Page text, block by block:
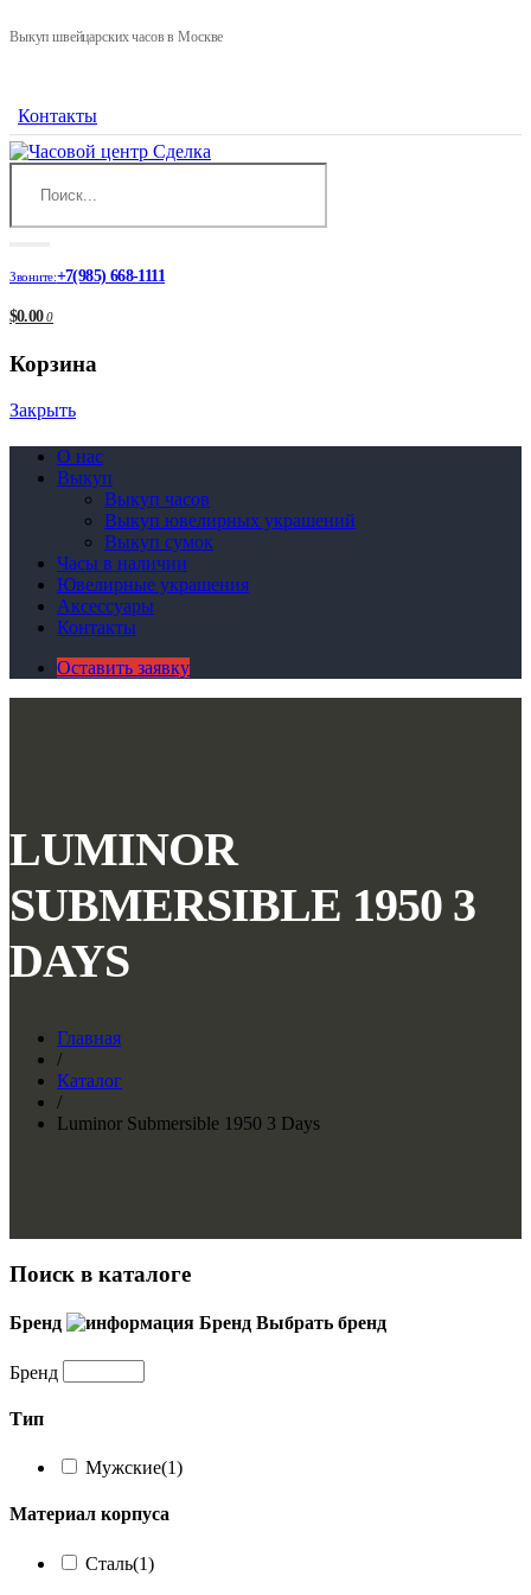
Выкуп швейцарских часов в Москве
Контакты
Звоните:+7(985) 668-1111
$0.00 0
Корзина
Закрыть
О нас
Выкуп
Выкуп часов
Выкуп ювелирных украшений
Выкуп сумок
Часы в наличии
Ювелирные украшения
Аксессуары
Контакты
Оставить заявку
LUMINOR
SUBMERSIBLE 1950 3
DAYS
Главная
/
Каталог
/
Luminor Submersible 1950 3 Days
Поиск в каталоге
Бренд Бренд Выбрать бренд
Бренд
Тип
Мужские(1)
Материал корпуса
Сталь(1)